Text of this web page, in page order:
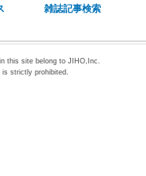
雑誌記事検索
this site belong to JIHO,Inc.
strictly prohibited.